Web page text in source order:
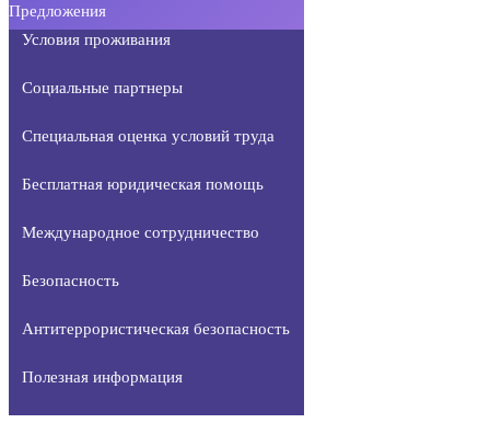
Предложения
Условия проживания
Социальные партнеры
Специальная оценка условий труда
Бесплатная юридическая помощь
Международное сотрудничество
Безопасность
Антитеррористическая безопасность
Полезная информация